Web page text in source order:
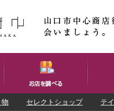
物 セレクトショップ テ